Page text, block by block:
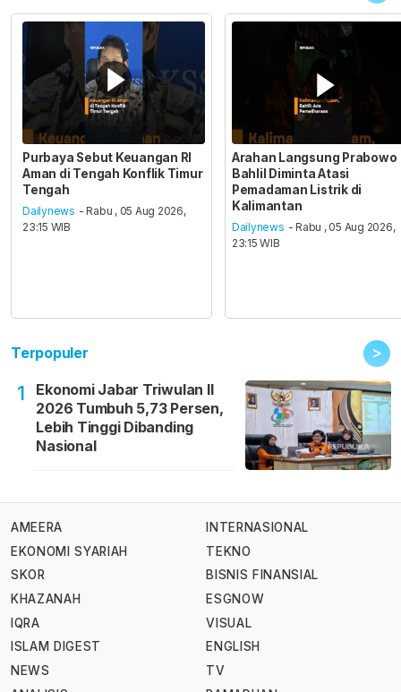
Purbaya Sebut Keuangan RI
Aman di Tengah Konflik Timur
Tengah
Dailynews - Rabu , 05 Aug 2026,
23:15 WIB
Arahan Langsung Prabowo
Bahlil Diminta Atasi
Pemadaman Listrik di
Kalimantan
Dailynews - Rabu , 05 Aug 2026,
23:15 WIB
Terpopuler >
1
Ekonomi Jabar Triwulan II
2026 Tumbuh 5,73 Persen,
Lebih Tinggi Dibanding
Nasional
AMEERA
EKONOMI SYARIAH
SKOR
KHAZANAH
IQRA
ISLAM DIGEST
NEWS
INTERNASIONAL
TEKNO
BISNIS FINANSIAL
ESGNOW
VISUAL
ENGLISH
TV